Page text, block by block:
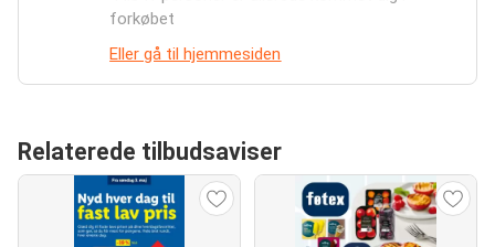
forkøbet
Eller gå til hjemmesiden
Relaterede tilbudsaviser